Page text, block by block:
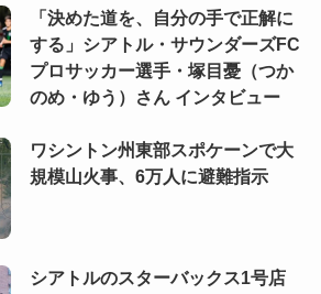
「決めた道を、自分の手で正解に
する」シアトル・サウンダーズFC
プロサッカー選手・塚目憂（つか
のめ・ゆう）さん インタビュー
ワシントン州東部スポケーンで大
規模山火事、6万人に避難指示
シアトルのスターバックス1号店